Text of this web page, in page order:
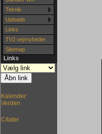
Teknik
Uploads
Links
TV2 vejrnyheder
Sitemap
Links
Kalender:
Verden
Citater